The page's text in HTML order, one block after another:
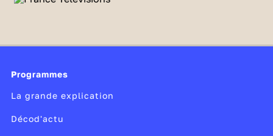
l’équipe, et de 2 étoiles, pour le nombre de
classiques avec ce quiz sur les Bleus 🐓 !
Programmes
La grande explication
Décod'actu